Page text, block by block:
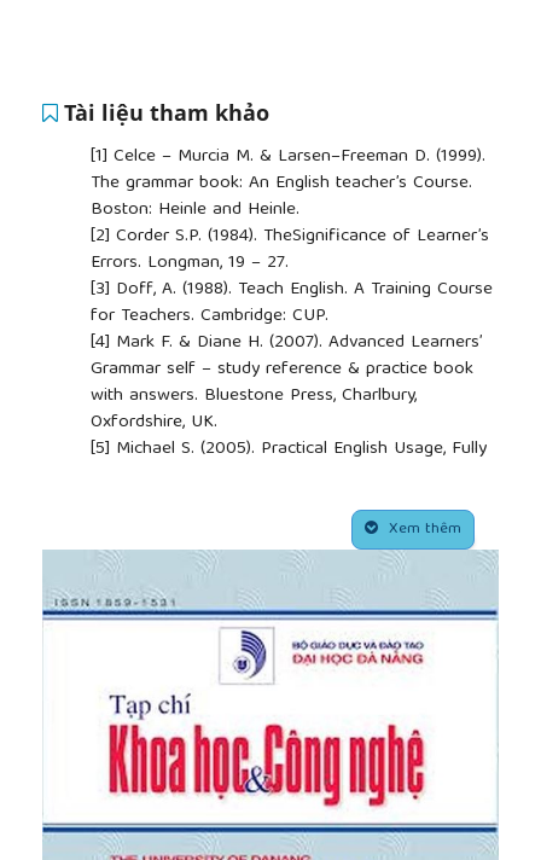
Tài liệu tham khảo
[1] Celce – Murcia M. & Larsen–Freeman D. (1999).
The grammar book: An English teacher’s Course.
Boston: Heinle and Heinle.
[2] Corder S.P. (1984). TheSignificance of Learner’s
Errors. Longman, 19 – 27.
[3] Doff, A. (1988). Teach English. A Training Course
for Teachers. Cambridge: CUP.
[4] Mark F. & Diane H. (2007). Advanced Learners’
Grammar self – study reference & practice book
with answers. Bluestone Press, Charlbury,
Oxfordshire, UK.
[5] Michael S. (2005). Practical English Usage, Fully
Norman C., Mark H. & Ken P. (2006). Oxford
Practice Grammar Basic. Oxford University Press.
[7]Richards, J. C. (1974). Error Analysis: Perspectives
on Second Language Acquisition. Longman. CUP.
[8]Yamada, J., & Matsuura, N. (1982). The use of
the English article among Japanese students. RELC
Journal, 13(1), 50-63.
Xem thêm